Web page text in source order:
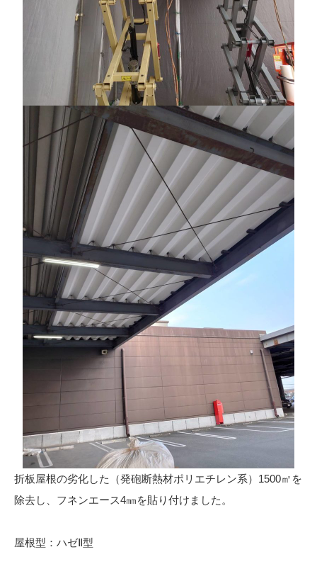
折板屋根の劣化した（発砲断熱材ポリエチレン系）1500㎡を
除去し、フネンエース4㎜を貼り付けました。
屋根型：ハゼⅡ型